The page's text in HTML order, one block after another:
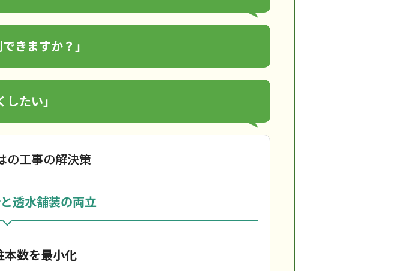
きますか？」
たい」
の工事の解決策
透水舗装の両立
本数を最小化